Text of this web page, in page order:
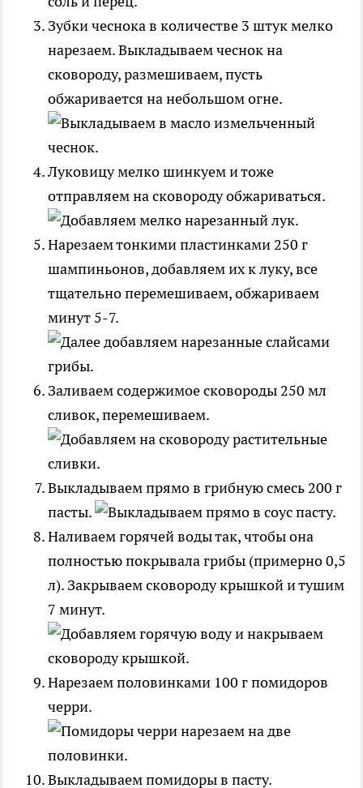
Зубки чеснока в количестве 3 штук мелко
нарезаем. Выкладываем чеснок на
сковороду, размешиваем, пусть
обжаривается на небольшом огне.
Луковицу мелко шинкуем и тоже
отправляем на сковороду обжариваться.
Нарезаем тонкими пластинками 250 г
шампиньонов, добавляем их к луку, все
тщательно перемешиваем, обжариваем
минут 5-7.
Заливаем содержимое сковороды 250 мл
сливок, перемешиваем.
Выкладываем прямо в грибную смесь 200 г
пасты.
Наливаем горячей воды так, чтобы она
полностью покрывала грибы (примерно 0,5
л). Закрываем сковороду крышкой и тушим
7 минут.
Нарезаем половинками 100 г помидоров
черри.
Выкладываем помидоры в пасту.